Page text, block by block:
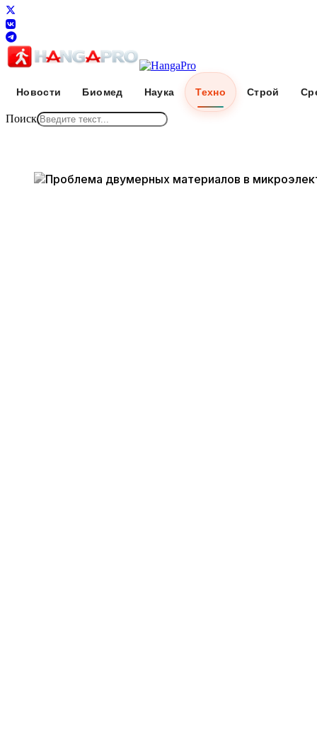
Новости Биомед Наука Техно Строй
Поиск